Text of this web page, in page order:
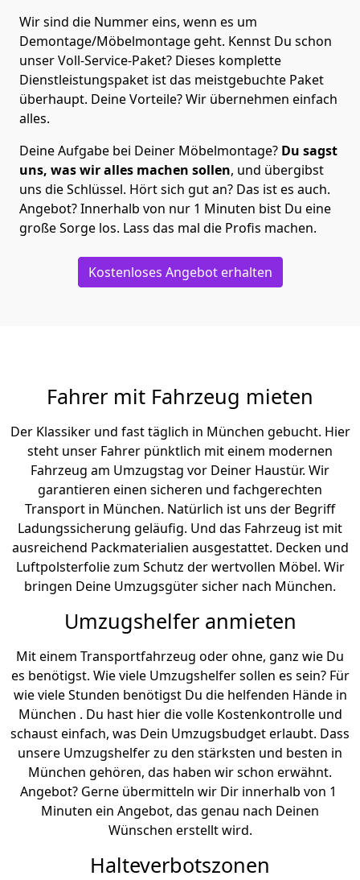
Wir sind die Nummer eins, wenn es um
Demontage/Möbelmontage geht. Kennst Du schon
unser Voll-Service-Paket? Dieses komplette
Dienstleistungspaket ist das meistgebuchte Paket
überhaupt. Deine Vorteile? Wir übernehmen einfach
alles.
Deine Aufgabe bei Deiner Möbelmontage? Du sagst
uns, was wir alles machen sollen, und übergibst
uns die Schlüssel. Hört sich gut an? Das ist es auch.
Angebot? Innerhalb von nur 1 Minuten bist Du eine
große Sorge los. Lass das mal die Profis machen.
Kostenloses Angebot erhalten
Fahrer mit Fahrzeug mieten
Der Klassiker und fast täglich in München gebucht. Hier
steht unser Fahrer pünktlich mit einem modernen
Fahrzeug am Umzugstag vor Deiner Haustür. Wir
garantieren einen sicheren und fachgerechten
Transport in München. Natürlich ist uns der Begriff
Ladungssicherung geläufig. Und das Fahrzeug ist mit
ausreichend Packmaterialien ausgestattet. Decken und
Luftpolsterfolie zum Schutz der wertvollen Möbel. Wir
bringen Deine Umzugsgüter sicher nach München.
Umzugshelfer anmieten
Mit einem Transportfahrzeug oder ohne, ganz wie Du
es benötigst. Wie viele Umzugshelfer sollen es sein? Für
wie viele Stunden benötigst Du die helfenden Hände in
München . Du hast hier die volle Kostenkontrolle und
schaust einfach, was Dein Umzugsbudget erlaubt. Dass
unsere Umzugshelfer zu den stärksten und besten in
München gehören, das haben wir schon erwähnt.
Angebot? Gerne übermitteln wir Dir innerhalb von 1
Minuten ein Angebot, das genau nach Deinen
Wünschen erstellt wird.
Halteverbotszonen